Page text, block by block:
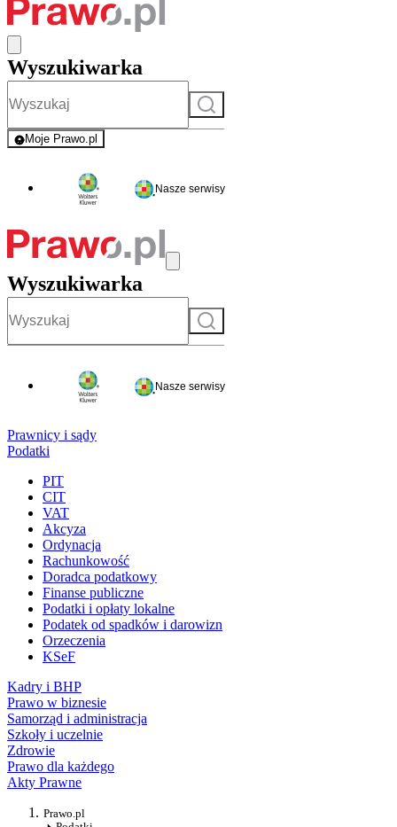
Wyszukiwarka
Szukaj
Moje Prawo.pl
- rejestracja i logowanie do serwisu
Nasze serwisy
Wyszukiwarka
Szukaj
Nasze serwisy
Prawnicy i sądy
Podatki
PIT
CIT
VAT
Akcyza
Ordynacja
Rachunkowość
Doradca podatkowy
Finanse publiczne
Podatki i opłaty lokalne
Podatek od spadków i darowizn
Orzeczenia
KSeF
Kadry i BHP
Prawo w biznesie
Samorząd i administracja
Szkoły i uczelnie
Zdrowie
Prawo dla każdego
Akty Prawne
Prawo.pl